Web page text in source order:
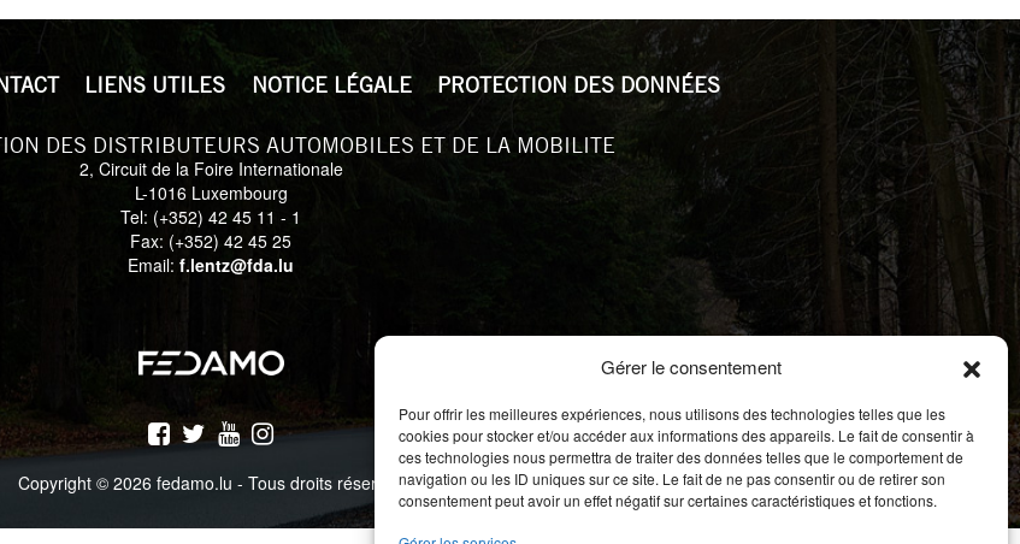
Gérer le consentement
Pour offrir les meilleures expériences, nous utilisons des technologies telles que les
cookies pour stocker et/ou accéder aux informations des appareils. Le fait de consentir à
ces technologies nous permettra de traiter des données telles que le comportement de
navigation ou les ID uniques sur ce site. Le fait de ne pas consentir ou de retirer son
consentement peut avoir un effet négatif sur certaines caractéristiques et fonctions.
LIENS UTILES NOTICE LÉGALE PROTECTION DES DONNÉES
DES DISTRIBUTEURS AUTOMOBILES ET DE LA MOBILITE
2, Circuit de la Foire Internationale
L-1016 Luxembourg
Tel: (+352) 42 45 11 - 1
Fax: (+352) 42 45 25
Email: f.lentz@fda.lu
Copyright © 2026 fedamo.lu - Tous droits réservés